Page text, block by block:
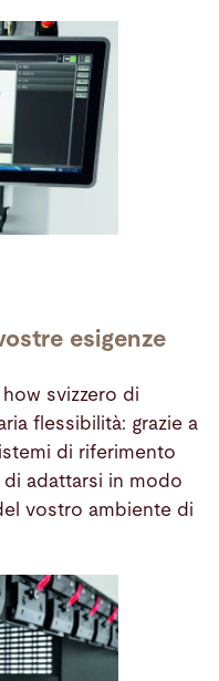
esigenze
svizzero di
flessibilità: grazie a
di riferimento
adattarsi in modo
vostro ambiente di